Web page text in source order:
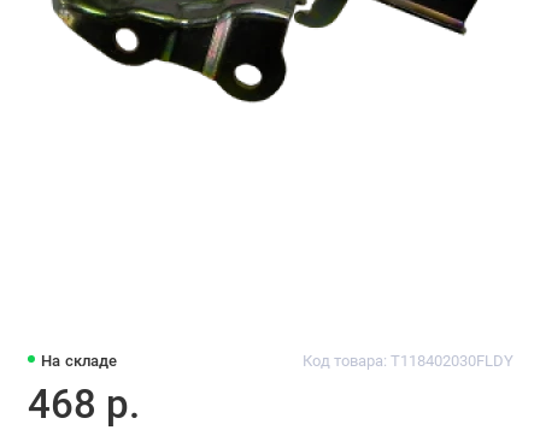
На складе Код товара: T118402030FLDY
468 р.